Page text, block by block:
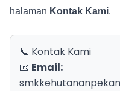
halaman Kontak Kami.
📞 Kontak Kami
📧 Email: